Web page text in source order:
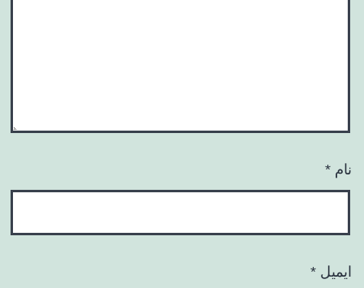
نام *
ایمیل *